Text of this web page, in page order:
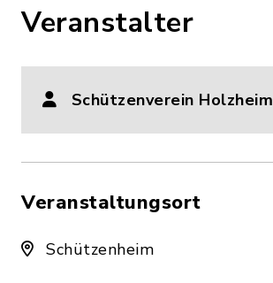
Veranstalter
Schützenverein Holzheim
Veranstaltungsort
Schützenheim